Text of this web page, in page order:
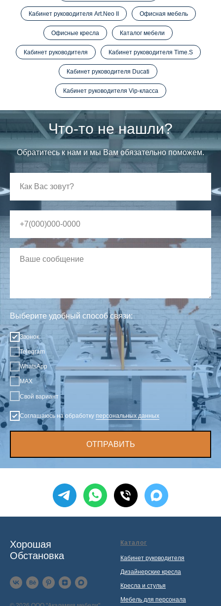
Кабинет руководителя Art.Neo II Офисная мебель
Офисные кресла Каталог мебели
Кабинет руководителя Кабинет руководителя Time.S
Кабинет руководителя Ducati
Кабинет руководителя Vip-класса
Что-то не нашли?
Обратитесь к нам и мы Вам обязательно поможем.
Выберите удобный способ связи:
Звонок
Telegram
WhatsApp
MAX
Свой вариант
Соглашаюсь на обработку персональных данных
ОТПРАВИТЬ
Хорошая
Обстановка
Каталог
Кабинет руководителя
Дизайнерские кресла
Кресла и стулья
Мебель для персонала